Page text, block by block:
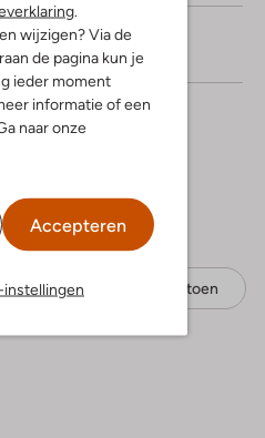
wijzigen? Via de
de pagina kun je
ieder moment
informatie of een
naar onze
Accepteren
4
Biologisch katoen